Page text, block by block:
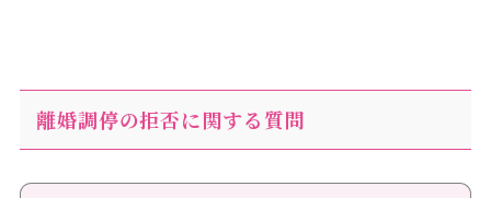
離婚調停の拒否に関する質問